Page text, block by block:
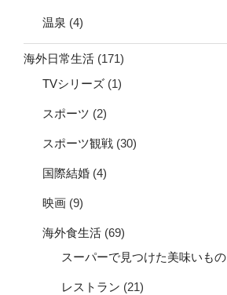
温泉 (4)
海外日常生活 (171)
TVシリーズ (1)
スポーツ (2)
スポーツ観戦 (30)
国際結婚 (4)
映画 (9)
海外食生活 (69)
スーパーで見つけた美味いもの
レストラン (21)